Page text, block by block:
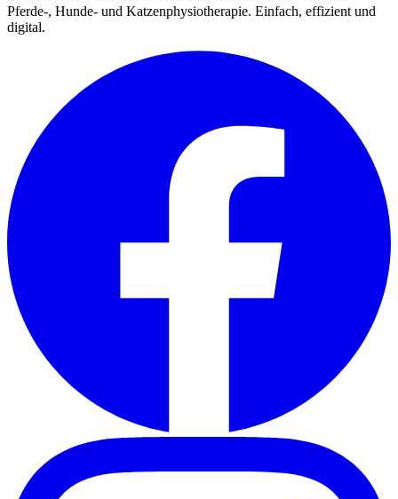
Pferde-, Hunde- und Katzenphysiotherapie. Einfach, effizient und
digital.